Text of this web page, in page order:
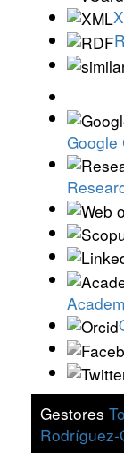
Google
Gestores
Rodríguez-